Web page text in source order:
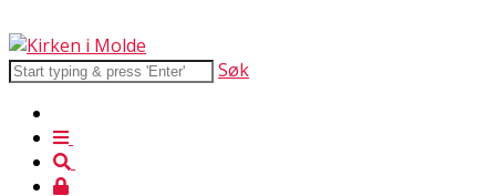
Søk